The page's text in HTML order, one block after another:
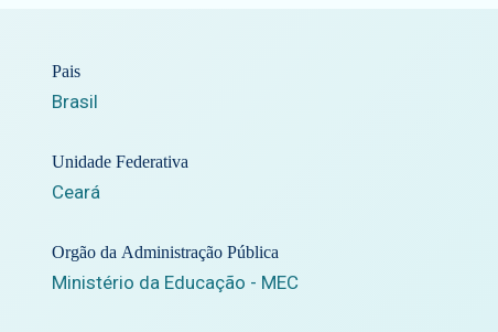
Pais
Brasil
Unidade Federativa
Ceará
Orgão da Administração Pública
Ministério da Educação - MEC